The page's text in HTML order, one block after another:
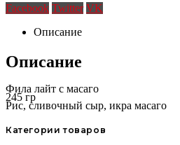
Facebook Twitter VK
Описание
Описание
Фила лайт с масаго
245 гр
Рис, сливочный сыр, икра масаго
Категории товаров